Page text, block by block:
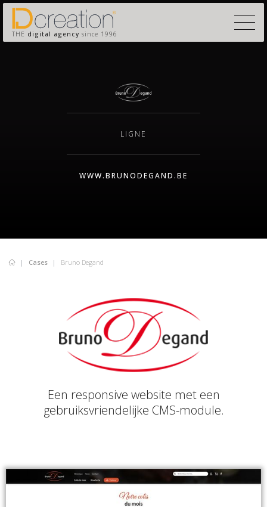
THE digital agency since 1996
LIGNE
WWW.BRUNODEGAND.BE
Cases Bruno Degand
Een responsive website met een
gebruiksvriendelijke CMS-module.